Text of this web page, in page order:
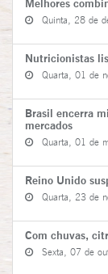
Melhores
Quinta, 28 de
Nutricionistas
Quarta, 01 de
Brasil encerra
mercados
Quarta, 01 de
Reino Unido
Quarta, 23 de
Com chuvas,
Sexta, 07 de